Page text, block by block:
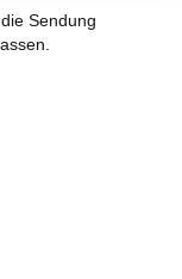
Sendung